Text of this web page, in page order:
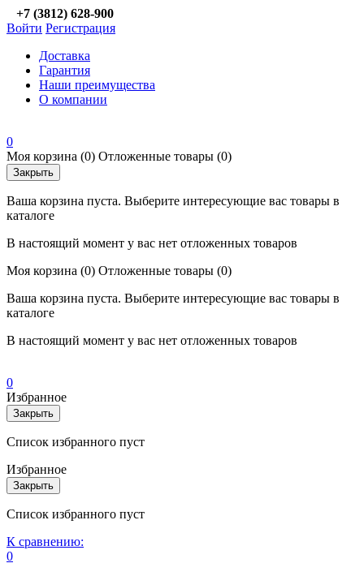
+7 (3812) 628-900
Войти Регистрация
Доставка
Гарантия
Наши преимущества
О компании
0
Моя корзина (0) Отложенные товары (0)
Закрыть
Ваша корзина пуста. Выберите интересующие вас товары в
каталоге
В настоящий момент у вас нет отложенных товаров
Моя корзина (0) Отложенные товары (0)
Ваша корзина пуста. Выберите интересующие вас товары в
каталоге
В настоящий момент у вас нет отложенных товаров
0
Избранное
Закрыть
Список избранного пуст
Избранное
Закрыть
Список избранного пуст
К сравнению:
0